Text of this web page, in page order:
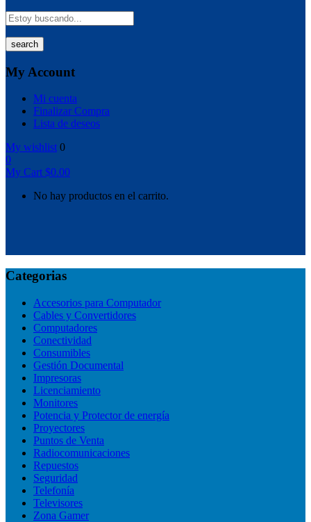
search
My Account
Mi cuenta
Finalizar Compra
Lista de deseos
My wishlist 0
0
My Cart $0.00
No hay productos en el carrito.
Categorias
Accesorios para Computador
Cables y Convertidores
Computadores
Conectividad
Consumibles
Gestión Documental
Impresoras
Licenciamiento
Monitores
Potencia y Protector de energía
Proyectores
Puntos de Venta
Radiocomunicaciones
Repuestos
Seguridad
Telefonía
Televisores
Zona Gamer